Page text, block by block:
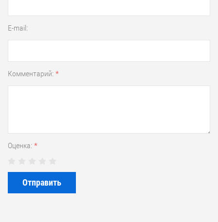
E-mail:
Комментарий: *
Оценка: *
Отправить